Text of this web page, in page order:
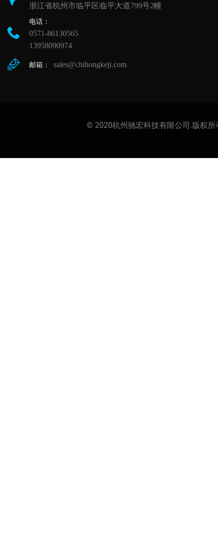
浙江省杭州市临平区临平大道799号2幢
电话：
0571-86130565
13958090974
邮箱： sales@chihongkeji.com
© 2020杭州驰宏科技有限公司.版权所